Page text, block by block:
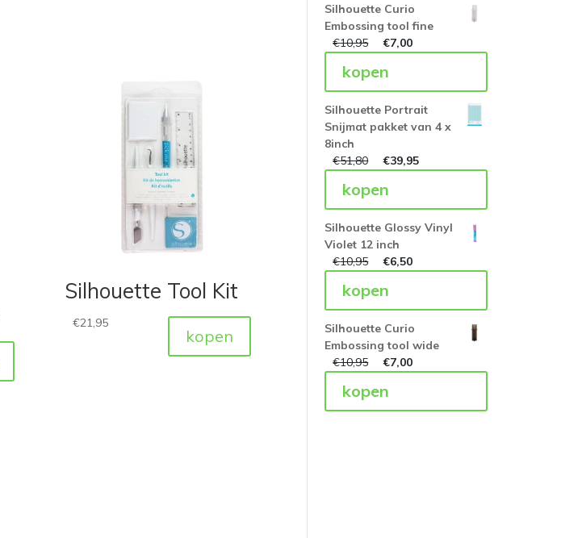
Silhouette Tool Kit
€21,95
kopen
Silhouette Curio
Embossing tool fine
€10,95 €7,00
kopen
Silhouette Portrait
Snijmat pakket van 4 x
8inch
€51,80 €39,95
kopen
Silhouette Glossy Vinyl
Violet 12 inch
€10,95 €6,50
kopen
Silhouette Curio
Embossing tool wide
€10,95 €7,00
kopen